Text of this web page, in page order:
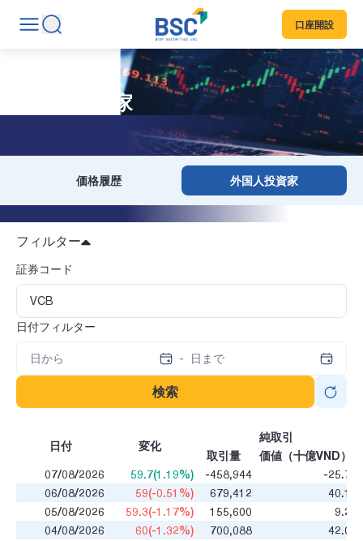
口座開設
外国人投資家
価格履歴 外国人投資家
フィルター
証券コード
日付フィルター
-
検索
日付 変化
純取引
取引量
価値（十億VND）
07/08/2026
59.7(1.19%) -458,944 -25.71
06/08/2026
59(-0.51%) 679,412 40.16
05/08/2026
59.3(-1.17%) 155,600
9.22
04/08/2026
60(-1.32%) 700,088 42.08